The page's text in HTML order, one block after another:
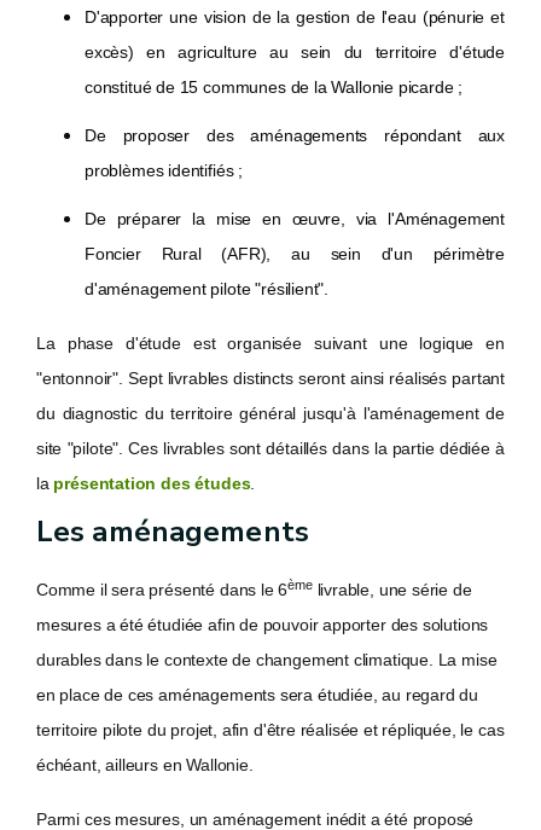
D'apporter une vision de la gestion de l'eau (pénurie et
excès) en agriculture au sein du territoire d'étude
constitué de 15 communes de la Wallonie picarde ;
De proposer des aménagements répondant aux
problèmes identifiés ;
De préparer la mise en œuvre , via l'Aménagement
Foncier Rural (AFR), au sein d'un périmètre
d'aménagement pilote "résilient".
La phase d'étude est organisée suivant une logique en
"entonnoir". Sept livrables distincts seront ainsi réalisés partant
du diagnostic du territoire général jusqu'à l'aménagement de
site "pilote". Ces livrables sont détaillés dans la partie dédiée à
la présentation des études.
Les aménagements
Comme il sera présenté dans le 6èmelivrable, une série de
mesures a été étudiée afin de pouvoir apporter des solutions
durables dans le contexte de changement climatique. La mise
en place de ces aménagements sera étudiée, au regard du
territoire pilote du projet, afin d'être réalisée et répliquée, le cas
échéant, ailleurs en Wallonie.
Parmi ces mesures, un aménagement inédit a été proposé